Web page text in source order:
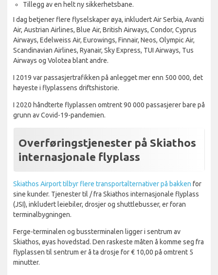
Tillegg av en helt ny sikkerhetsbane.
I dag betjener flere flyselskaper øya, inkludert Air Serbia, Avanti
Air, Austrian Airlines, Blue Air, British Airways, Condor, Cyprus
Airways, Edelweiss Air, Eurowings, Finnair, Neos, Olympic Air,
Scandinavian Airlines, Ryanair, Sky Express, TUI Airways, Tus
Airways og Volotea blant andre.
I 2019 var passasjertrafikken på anlegget mer enn 500 000, det
høyeste i flyplassens driftshistorie.
I 2020 håndterte flyplassen omtrent 90 000 passasjerer bare på
grunn av Covid-19-pandemien.
Overføringstjenester på Skiathos
internasjonale flyplass
Skiathos Airport tilbyr flere transportalternativer på bakken for
sine kunder. Tjenester til / fra Skiathos internasjonale flyplass
(JSI), inkludert leiebiler, drosjer og shuttlebusser, er foran
terminalbygningen.
Ferge-terminalen og bussterminalen ligger i sentrum av
Skiathos, øyas hovedstad. Den raskeste måten å komme seg fra
flyplassen til sentrum er å ta drosje for € 10,00 på omtrent 5
minutter.